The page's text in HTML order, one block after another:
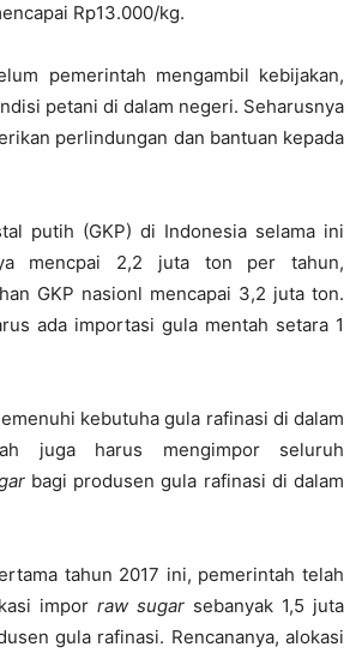
Rp13.000/kg.
pemerintah mengambil kebijakan,
petani di dalam negeri. Seharusnya
perlindungan dan bantuan kepada
putih (GKP) di Indonesia selama ini
mencpai 2,2 juta ton per tahun,
GKP nasionl mencapai 3,2 juta ton.
ada importasi gula mentah setara 1
kebutuha gula rafinasi di dalam
juga harus mengimpor seluruh
bagi produsen gula rafinasi di dalam
tahun 2017 ini, pemerintah telah
impor raw sugar sebanyak 1,5 juta
gula rafinasi. Rencananya, alokasi